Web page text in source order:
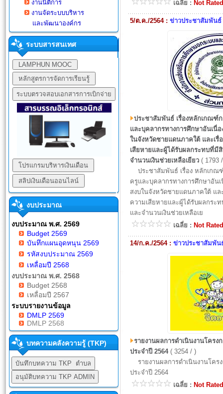
งานนิติการ
งานจัดระบบบริหาร
และพัฒนาองค์กร
ระบบสารสนเทศ
งบประมาณ
งบประมาณ พ.ศ. 2569
Budget 2569
บันทึกแผนอุดหนุน 2569
รหัสงบประมาณ 2569
เหลื่อมปี 2568
งบประมาณ พ.ศ. 2568
Budget 2568
เหลื่อมปี 2567
ระบบรายงานข้อมูล
DMLP 2569
DMLP 2568
บทความคลังความรู้ (TKP)
เฉลี่ย : Not Rated
5/ต.ค./2564 : ข่าวประชาสัมพันธ์
ประชาสัมพันธ์ เรื่องหลักเกณฑ์ก
และบุคลากรทางการศึกษาอันเนื่
ในจังหวัดชายแดนภาคใต้ และเรื่
เสียหายและผู้ได้รับผลกระทบที่มี
จำนวนเงินช่วยเหลือเยียว ( 1793
ประชาสัมพันธ์ เรื่อง หลักเกณฑ์
ครูและบุคลากรทางการศึกษาอัน
สงบในจังหวัดชายแดนภาคใต้ แล
ความเสียหายและผู้ได้รับผลกระ
และจำนวนเงินช่วยเหลือเย
เฉลี่ย : Not Rated
14/ก.ค./2564 : ข่าวประชาสัมพัน
รายงานผลการดำเนินงานโคร
ประจำปี 2564( 3254 / )
รายงานผลการดำเนินงานโคร
ประจำปี 2564
เฉลี่ย : Not Rated